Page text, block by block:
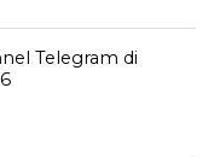
Telegram di